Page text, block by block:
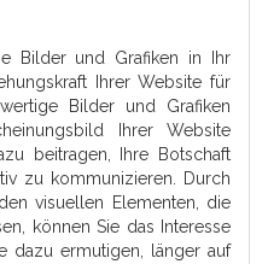
Bilder und Grafiken in Ihr
Ihrer Website für
Bilder und Grafiken
Ihrer Website
beitragen, Ihre Botschaft
zu kommunizieren. Durch
visuellen Elementen, die
können Sie das Interesse
dazu ermutigen, länger auf